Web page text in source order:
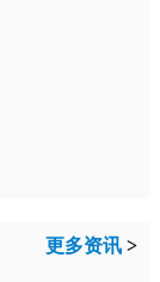
更多资讯 >